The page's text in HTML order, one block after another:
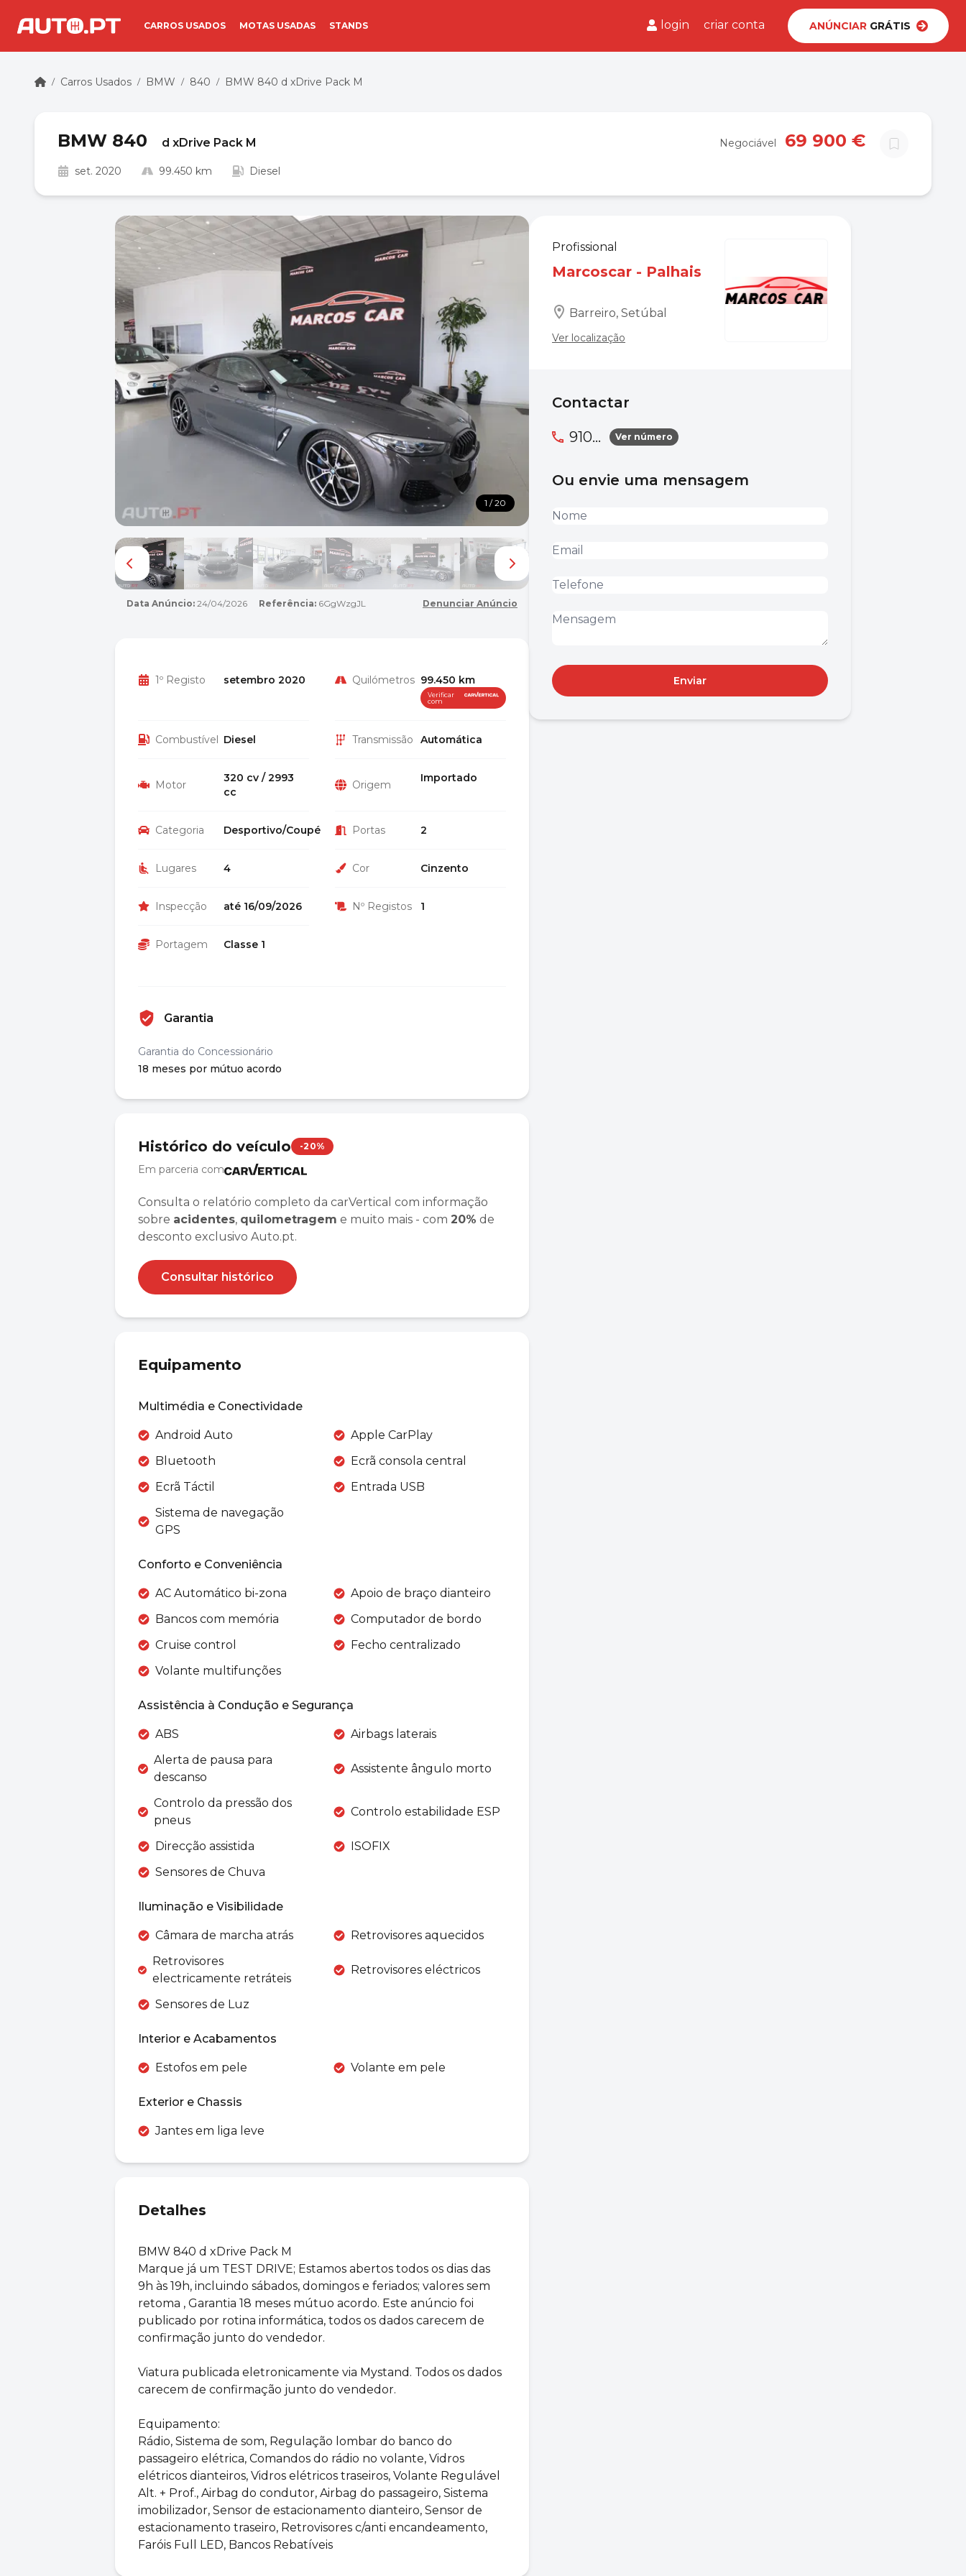
CARROS USADOS MOTAS USADAS STANDS login criar conta ANÚNCIARGRÁTIS
/ Carros Usados / BMW / 840 / BMW 840 d xDrive Pack M
BMW 840 d xDrive Pack M
set. 2020 99.450 km Diesel
69 900 €
Negociável
1 / 20
Data Anúncio: 24/04/2026 Referência: 6GgWzgJL Denunciar Anúncio
1º Registo setembro 2020 Quilómetros 99.450 km
Verificar
com
Combustível Diesel Transmissão Automática
Motor
320 cv / 2993
cc
Origem
Importado
Categoria Desportivo/Coupé Portas 2
Lugares 4 Cor Cinzento
Inspecção até 16/09/2026 Nº Registos 1
Portagem Classe 1
Garantia
Garantia do Concessionário
18 meses por mútuo acordo
Histórico do veículo -20%
Em parceria com
Consulta o relatório completo da carVertical com informação
sobre acidentes, quilometragem e muito mais - com 20% de
desconto exclusivo Auto.pt.
Consultar histórico
Equipamento
Multimédia e Conectividade
Android Auto
Apple CarPlay
Bluetooth
Ecrã consola central
Ecrã Táctil
Entrada USB
Sistema de navegação
GPS
Conforto e Conveniência
AC Automático bi-zona
Apoio de braço dianteiro
Bancos com memória
Computador de bordo
Cruise control
Fecho centralizado
Volante multifunções
Assistência à Condução e Segurança
ABS
Airbags laterais
Alerta de pausa para
descanso
Assistente ângulo morto
Controlo da pressão dos
pneus
Controlo estabilidade ESP
Direcção assistida
ISOFIX
Sensores de Chuva
Iluminação e Visibilidade
Câmara de marcha atrás
Retrovisores aquecidos
Retrovisores
electricamente retráteis
Retrovisores eléctricos
Sensores de Luz
Interior e Acabamentos
Estofos em pele Volante em pele
Exterior e Chassis
Jantes em liga leve
Detalhes
BMW 840 d xDrive Pack M
Marque já um TEST DRIVE; Estamos abertos todos os dias das
9h às 19h, incluindo sábados, domingos e feriados; valores sem
retoma , Garantia 18 meses mútuo acordo. Este anúncio foi
publicado por rotina informática, todos os dados carecem de
confirmação junto do vendedor.
Viatura publicada eletronicamente via Mystand. Todos os dados
carecem de confirmação junto do vendedor.
Equipamento:
Rádio, Sistema de som, Regulação lombar do banco do
passageiro elétrica, Comandos do rádio no volante, Vidros
elétricos dianteiros, Vidros elétricos traseiros, Volante Regulável
Alt. + Prof., Airbag do condutor, Airbag do passageiro, Sistema
imobilizador, Sensor de estacionamento dianteiro, Sensor de
estacionamento traseiro, Retrovisores c/anti encandeamento,
Faróis Full LED, Bancos Rebatíveis
Profissional
Marcoscar - Palhais
Barreiro, Setúbal
Ver localização
Contactar
910...
Ver número
Ou envie uma mensagem
Enviar